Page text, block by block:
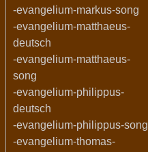
-evangelium-markus-song
-evangelium-matthaeus-
deutsch
-evangelium-matthaeus-
song
-evangelium-philippus-
deutsch
-evangelium-philippus-song
-evangelium-thomas-